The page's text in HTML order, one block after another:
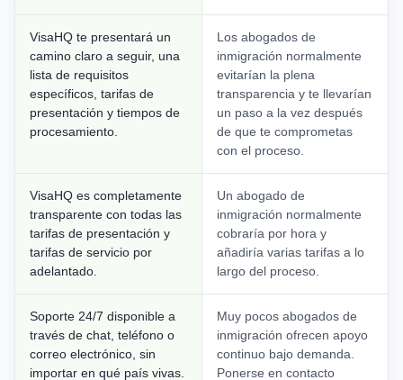
VisaHQ te presentará un
camino claro a seguir, una
lista de requisitos
específicos, tarifas de
presentación y tiempos de
procesamiento.
Los abogados de
inmigración normalmente
evitarían la plena
transparencia y te llevarían
un paso a la vez después
de que te comprometas
con el proceso.
VisaHQ es completamente
transparente con todas las
tarifas de presentación y
tarifas de servicio por
adelantado.
Un abogado de
inmigración normalmente
cobraría por hora y
añadiría varias tarifas a lo
largo del proceso.
Soporte 24/7 disponible a
través de chat, teléfono o
correo electrónico, sin
importar en qué país vivas.
Muy pocos abogados de
inmigración ofrecen apoyo
continuo bajo demanda.
Ponerse en contacto